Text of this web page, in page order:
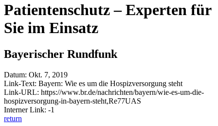
Patientenschutz – Experten für
Sie im Einsatz
Bayerischer Rundfunk
Datum: Okt. 7, 2019
Link-Text: Bayern: Wie es um die Hospizversorgung steht
Link-URL: https://www.br.de/nachrichten/bayern/wie-es-um-die-
hospizversorgung-in-bayern-steht,Re77UAS
Interner Link: -1
return